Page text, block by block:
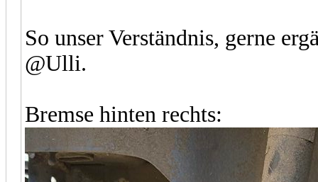
So unser Verständnis, gerne
@Ulli.
Bremse hinten rechts: